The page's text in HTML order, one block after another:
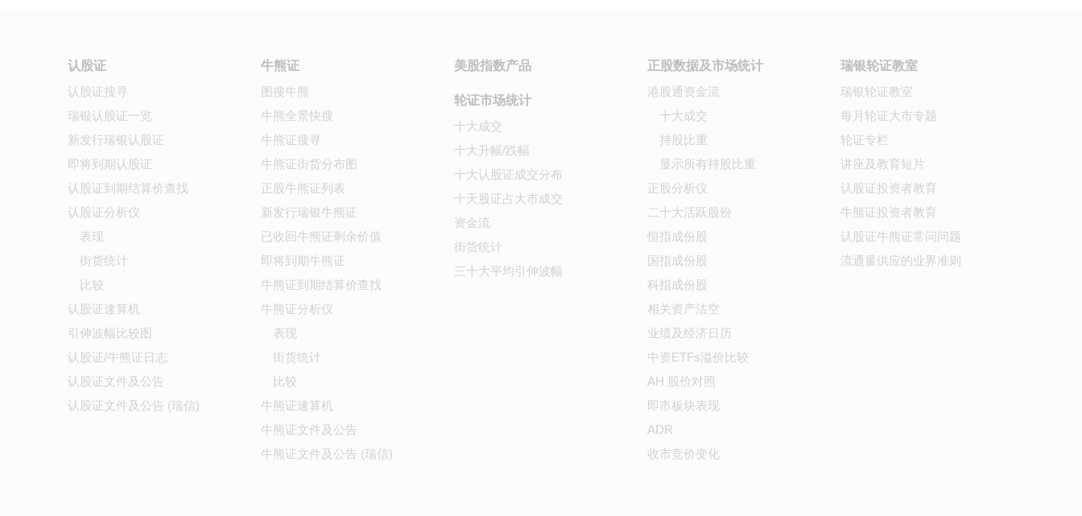
认股证
认股证搜寻
瑞银认股证一览
新发行瑞银认股证
即将到期认股证
认股证到期结算价查找
认股证分析仪
表现
街货统计
比较
认股证速算机
引伸波幅比较图
认股证/牛熊证日志
认股证文件及公告
认股证文件及公告 (瑞信)
牛熊证
图搜牛熊
牛熊全景快搜
牛熊证搜寻
牛熊证街货分布图
正股牛熊证列表
新发行瑞银牛熊证
已收回牛熊证剩余价值
即将到期牛熊证
牛熊证到期结算价查找
牛熊证分析仪
表现
街货统计
比较
牛熊证速算机
牛熊证文件及公告
牛熊证文件及公告 (瑞信)
美股指数产品
轮证市场统计
十大成交
十大升幅/跌幅
十大认股证成交分布
十天股证占大市成交
资金流
街货统计
三十大平均引伸波幅
正股数据及市场统计
港股通资金流
十大成交
持股比重
显示所有持股比重
正股分析仪
二十大活跃股份
恒指成份股
国指成份股
科指成份股
相关资产沽空
业绩及经济日历
中资ETFs溢价比较
AH 股价对照
即市板块表现
ADR
收市竞价变化
瑞银轮证教室
瑞银轮证教室
每月轮证大市专题
轮证专栏
讲座及教育短片
认股证投资者教育
牛熊证投资者教育
认股证牛熊证常问问题
流通量供应的业界准则